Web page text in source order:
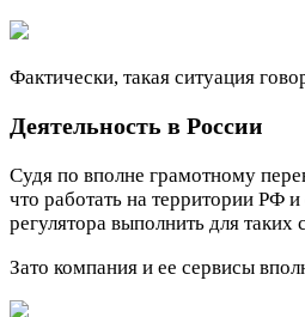
Фактически, такая ситуация
Деятельность в России
Судя по вполне грамотному
что работать на территории РФ
регулятора выполнить для
Зато компания и ее сервисы